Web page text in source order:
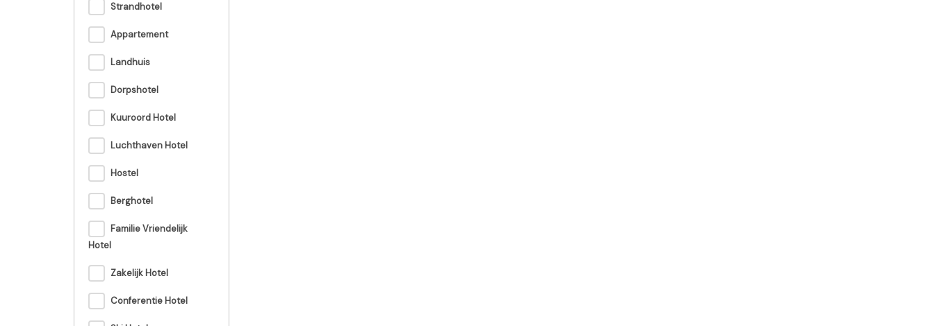
Strandhotel
Appartement
Landhuis
Dorpshotel
Kuuroord Hotel
Luchthaven Hotel
Hostel
Berghotel
Familie Vriendelijk
Hotel
Zakelijk Hotel
Conferentie Hotel